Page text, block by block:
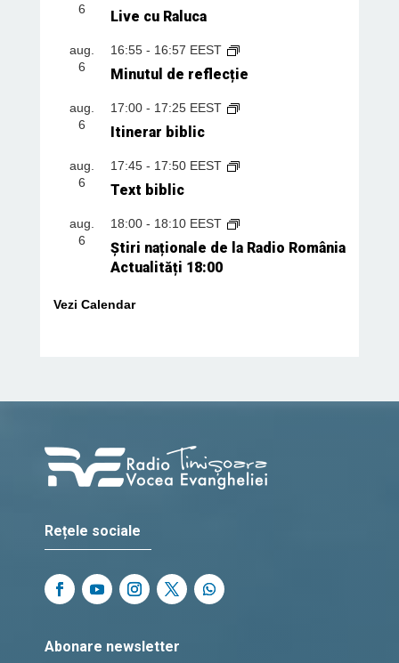
6
Live cu Raluca
aug.
6
16:55- 16:57 EEST
Minutul de reflecție
aug.
6
17:00- 17:25 EEST
Itinerar biblic
aug.
6
17:45- 17:50 EEST
Text biblic
aug.
6
18:00- 18:10 EEST
Știri naționale de la Radio România
Actualități 18:00
Vezi Calendar
Rețele sociale
Abonare newsletter